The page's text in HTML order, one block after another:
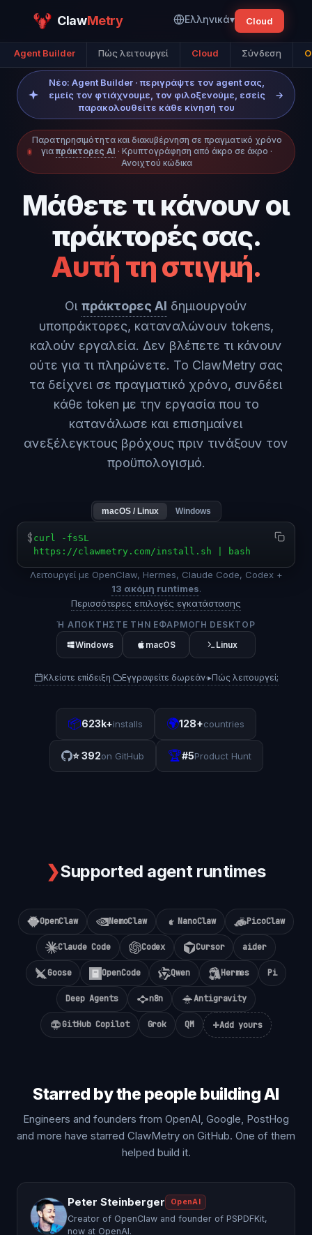
ClawMetry Ελληνικά▾ Cloud
Agent Builder Πώς λειτουργεί Cloud Σύνδεση
Νέο: Agent Builder · περιγράψτε τον agent σας,
εμείς τον φτιάχνουμε, τον φιλοξενούμε, εσείς
παρακολουθείτε κάθε κίνησή του
→
Παρατηρησιμότητα και διακυβέρνηση σε πραγματικό χρόνο
για πράκτορες AI · Κρυπτογράφηση από άκρο σε άκρο ·
Ανοιχτού κώδικα
Μάθετε τι κάνουν οι
πράκτορές σας.
Αυτή τη στιγμή.
Οι πράκτορες AI δημιουργούν
υποπράκτορες, καταναλώνουν tokens,
καλούν εργαλεία. Δεν βλέπετε τι κάνουν
ούτε για τι πληρώνετε. Το ClawMetry σας
τα δείχνει σε πραγματικό χρόνο, συνδέει
κάθε token με την εργασία που το
κατανάλωσε και επισημαίνει
ανεξέλεγκτους βρόχους πριν τινάξουν τον
προϋπολογισμό.
macOS / Linux Windows
$ curl -fsSL
https://clawmetry.com/install.sh | bash
Λειτουργεί με OpenClaw, Hermes, Claude Code, Codex +
13 ακόμη runtimes.
Περισσότερες επιλογές εγκατάστασης
Ή ΑΠΟΚΤΉΣΤΕ ΤΗΝ ΕΦΑΡΜΟΓΉ DESKTOP
Windows
macOS Linux
Κλείστε επίδειξη· Εγγραφείτε δωρεάν·▸Πώς λειτουργεί;
📦623k+installs 🌍128+countries
⭐392on GitHub 🏆#5Product Hunt
❯Supported agent runtimes
OpenClaw NemoClaw NanoClaw PicoClaw
Claude Code Codex Cursor aider
Goose OpenCode Qwen Hermes Pi
Deep Agents n8n Antigravity
GitHub Copilot Grok QM +Add yours
Starred by the people building AI
Engineers and founders from OpenAI, Google, PostHog
and more have starred ClawMetry on GitHub. One of them
helped build it.
Peter Steinberger OpenAI
Creator of OpenClaw and founder of PSPDFKit,
now at OpenAI.